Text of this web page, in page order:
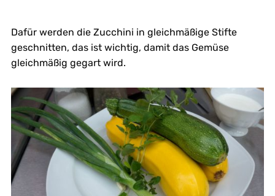
Dafür werden die Zucchini in gleichmäßige Stifte
geschnitten, das ist wichtig, damit das Gemüse
gleichmäßig gegart wird.